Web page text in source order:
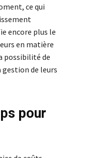
ce qui
encore plus le
en matière
possibilité de
gestion de leurs
pour